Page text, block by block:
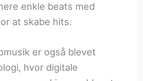
enkle beats med
at skabe hits.
er også blevet
hvor digitale